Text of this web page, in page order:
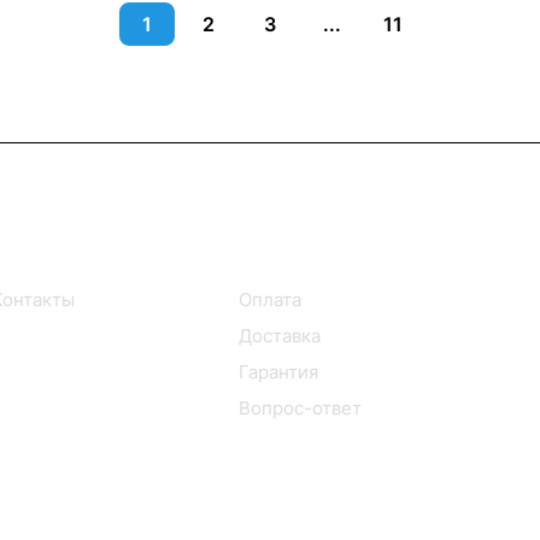
1 2 3 ... 11
Оплата
Доставка
Гарантия
Вопрос-ответ